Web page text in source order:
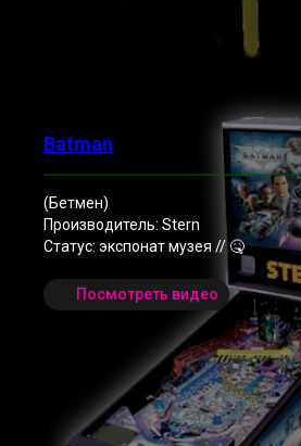
Batman
(Бетмен)
Производитель: Stern
Статус: экспонат музея // 🤒
Посмотреть видео